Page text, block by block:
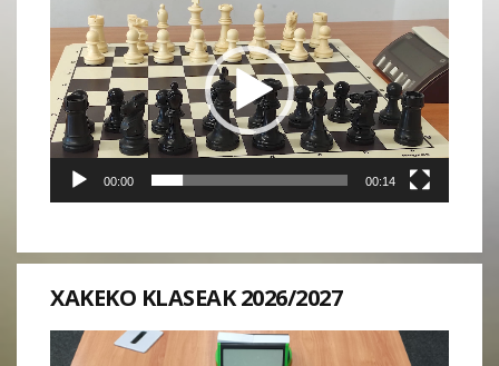
de
vídeo
00:00 00:14
XAKEKO KLASEAK 2026/2027